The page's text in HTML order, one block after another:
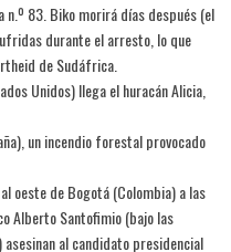
83. Biko morirá días después (el
durante el arresto, lo que
de Sudáfrica.
Unidos) llega el huracán Alicia,
un incendio forestal provocado
oeste de Bogotá (Colombia) a las
Alberto Santofimio (bajo las
al candidato presidencial